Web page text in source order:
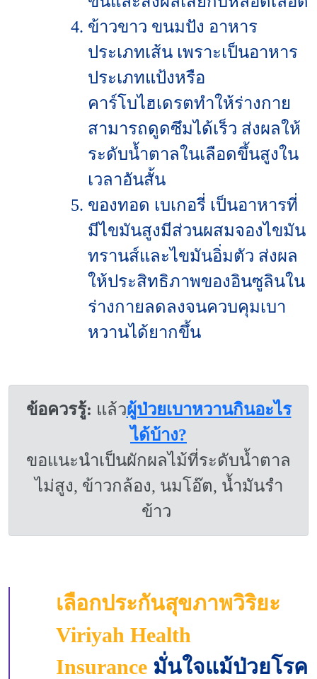
ข้าวขาว ขนมปัง อาหาร
ประเภทเส้น เพราะเป็นอาหาร
ประเภทแป้งหรือ
คาร์โบไฮเดรตทำให้ร่างกาย
สามารถดูดซึมได้เร็ว ส่งผลให้
ระดับน้ำตาลในเลือดขึ้นสูงใน
เวลาอันสั้น
ของทอด เบเกอรี่ เป็นอาหารที่
มีไขมันสูงมีส่วนผสมจองไขมัน
ทรานส์และไขมันอิ่มตัว ส่งผล
ให้ประสิทธิภาพของอินซูลินใน
ร่างกายลดลงจนควบคุมเบา
หวานได้ยากขึ้น
ข้อควรรู้: แล้วผู้ป่วยเบาหวานกินอะไร
ได้บ้าง?
ขอแนะนำเป็นผักผลไม้ที่ระดับน้ำตาล
ไม่สูง, ข้าวกล้อง, นมโอ๊ต, น้ำมันรำ
ข้าว
เลือกประกันสุขภาพวิริยะ
Viriyah Health
Insurance มั่นใจแม้ป่วยโรค